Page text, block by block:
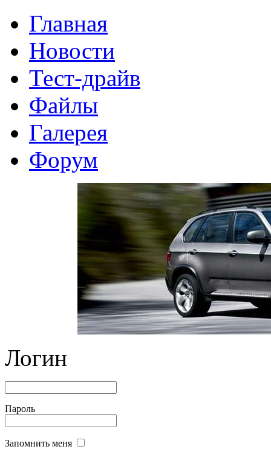
Главная
Новости
Тест-драйв
Файлы
Галерея
Форум
Логин
Пароль
Запомнить меня